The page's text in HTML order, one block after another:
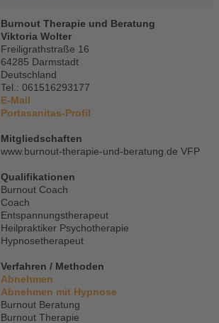
Burnout Therapie und Beratung
Viktoria Wolter
Freiligrathstraße 16
64285 Darmstadt
Deutschland
Tel.: 061516293177
E-Mail
Portasanitas-Profil
Mitgliedschaften
www.burnout-therapie-und-beratung.de VFP
Qualifikationen
Burnout Coach
Coach
Entspannungstherapeut
Heilpraktiker Psychotherapie
Hypnosetherapeut
Verfahren / Methoden
Abnehmen
Abnehmen mit Hypnose
Burnout Beratung
Burnout Therapie